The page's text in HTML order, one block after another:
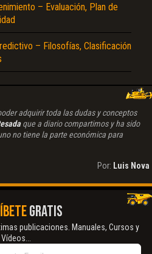
– Evaluación, Plan de
– Filosofías, Clasificación
adquirir toda las dudas y conceptos
que a diario compartimos y ha sido
no tiene la parte económica para
Por: Luis Nova
GRATIS
publicaciones. Manuales, Cursos y
Vídeos...